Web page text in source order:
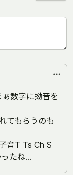
数字に拗音を
てもらうのも
音T Ts Ch S
ったね…